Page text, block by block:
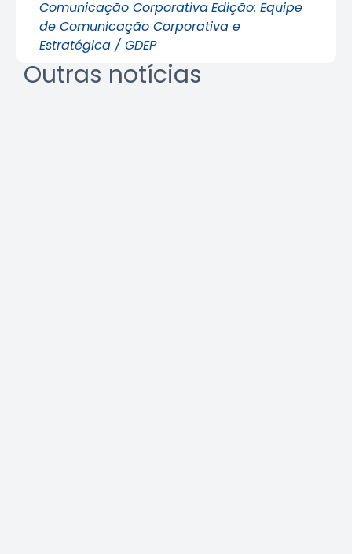
Comunicação CorporativaEdição: Equipe
de Comunicação Corporativa e
Estratégica / GDEP
Outras notícias